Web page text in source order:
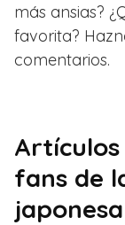
más ansias?
favorita?
comentarios.
fans de
japonesa